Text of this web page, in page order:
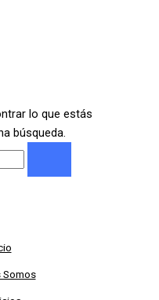
lo que estás
búsqueda.
Somos